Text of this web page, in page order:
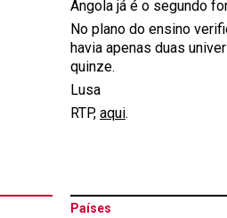
Angola já é o segundo
No plano do ensino
havia apenas duas
quinze.
Lusa
RTP, aqui.
Países